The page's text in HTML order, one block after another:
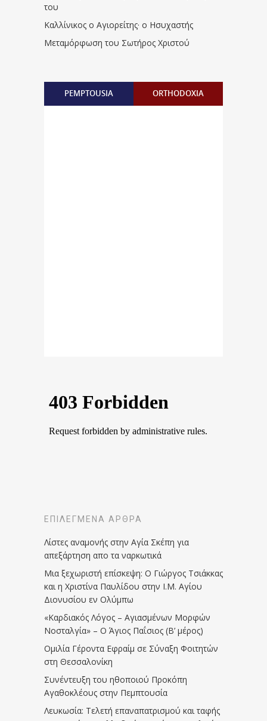
του
Καλλίνικος ο Αγιορείτης · ο Ησυχαστής
Μεταμόρφωση του Σωτήρος Χριστού
PEMPTOUSIA ORTHODOXIA
ΕΠΙΛΕΓΜΈΝΑ ΆΡΘΡΑ
Λίστες αναμονής στην Αγία Σκέπη για
απεξάρτηση απο τα ναρκωτικά
Μια ξεχωριστή επίσκεψη: Ο Γιώργος Τσιάκκας
και η Χριστίνα Παυλίδου στην Ι.Μ. Αγίου
Διονυσίου εν Ολύμπω
«Καρδιακός Λόγος – Αγιασμένων Μορφών
Νοσταλγία» – Ο Άγιος Παΐσιος (Β’ μέρος)
Ομιλία Γέροντα Εφραίμ σε Σύναξη Φοιτητών
στη Θεσσαλονίκη
Συνέντευξη του ηθοποιού Προκόπη
Αγαθοκλέους στην Πεμπτουσία
Λευκωσία: Τελετή επαναπατρισμού και ταφής